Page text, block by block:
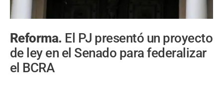
Reforma. El PJ presentó un proyecto
de ley en el Senado para federalizar
el BCRA